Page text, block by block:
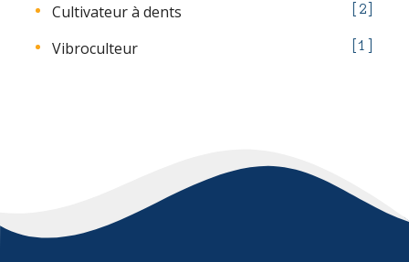
Cultivateur à dents 2
Vibroculteur 1